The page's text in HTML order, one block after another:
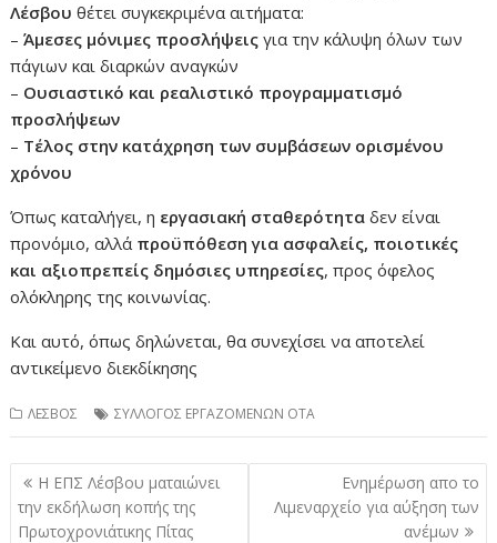
Λέσβου θέτει συγκεκριμένα αιτήματα:
–Άμεσες μόνιμες προσλήψεις για την κάλυψη όλων των
πάγιων και διαρκών αναγκών
– Ουσιαστικό και ρεαλιστικό προγραμματισμό
προσλήψεων
– Τέλος στην κατάχρηση των συμβάσεων ορισμένου
χρόνου
Όπως καταλήγει, η εργασιακή σταθερότητα δεν είναι
προνόμιο, αλλά προϋπόθεση για ασφαλείς, ποιοτικές
και αξιοπρεπείς δημόσιες υπηρεσίες, προς όφελος
ολόκληρης της κοινωνίας.
Και αυτό, όπως δηλώνεται, θα συνεχίσει να αποτελεί
αντικείμενο διεκδίκησης
ΛΕΣΒΟΣ ΣΥΛΛΟΓΟΣ ΕΡΓΑΖΟΜΕΝΩΝ ΟΤΑ
Πλοήγηση
άρθρων
Η ΕΠΣ Λέσβου ματαιώνει
την εκδήλωση κοπής της
Πρωτοχρονιάτικης Πίτας
Ενημέρωση απο το
Λιμεναρχείο για αύξηση των
ανέμων